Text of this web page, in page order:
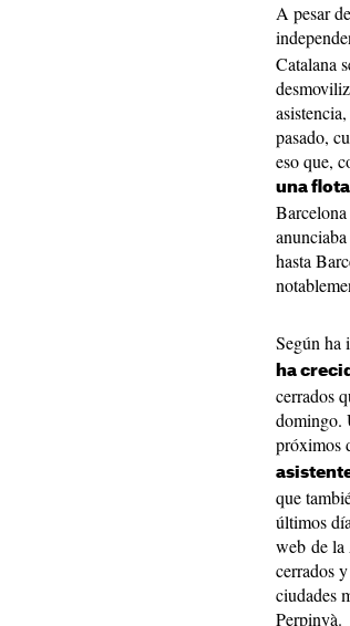
A pesar
Catalana
pasado,
eso que,
una flota
hasta
Según ha
ha
cerrados
domingo.
próximos
que
últimos
web de la
cerrados
ciudades
Perpinyà.